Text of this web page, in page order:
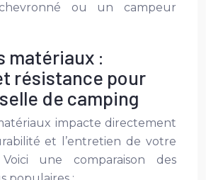
ou un campeur
matériaux :
résistance pour
de camping
impacte directement
et l’entretien de votre
une comparaison des